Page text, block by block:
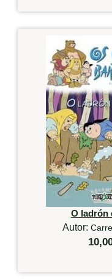
O ladrón
Autor: